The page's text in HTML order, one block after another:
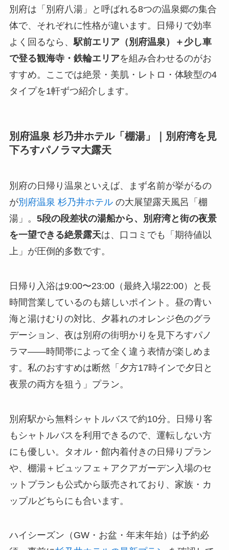
別府は「別府八湯」と呼ばれる8つの温泉郷の集合
体で、それぞれに性格が違います。日帰りで効率
よく回るなら、駅前エリア（別府温泉）＋少し車
で登る観海寺・鉄輪エリアを組み合わせるのがお
すすめ。ここでは絶景・美肌・レトロ・体験型の4
タイプを1軒ずつ紹介します。
別府温泉 杉乃井ホテル「棚湯」｜別府湾を見
下ろすパノラマ大露天
別府の日帰り温泉といえば、まず名前が挙がるの
が別府温泉 杉乃井ホテルの大展望露天風呂「棚
湯」。 5段の段差状の湯船から、別府湾と街の夜景
を一望できる絶景露天は、口コミでも「期待値以
上」が圧倒的多数です。
日帰り入浴は9:00〜23:00（最終入場22:00）と長
時間営業しているのも嬉しいポイント。昼の青い
海と湯けむりの対比、夕暮れのオレンジ色のグラ
デーション、夜は別府の街明かりを見下ろすパノ
ラマ——時間帯によって全く違う表情が楽しめま
す。私のおすすめは断然「夕方17時インで夕日と
夜景の両方を狙う」プラン。
別府駅から無料シャトルバスで約10分。日帰り客
もシャトルバスを利用できるので、運転しない方
にも優しい。タオル・館内着付きの日帰りプラン
や、棚湯＋ビュッフェ＋アクアガーデン入場のセ
ットプランも公式から販売されており、家族・カ
ップルどちらにも合います。
ハイシーズン（GW・お盆・年末年始）は予約必